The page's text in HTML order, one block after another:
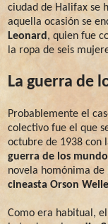
ciudad de Halifax se
aquella ocasión se
Leonard , quien fue
la ropa de seis
La guerra de
Probablemente el
colectivo fue el que
octubre de 1938 con
guerra de los
novela homónima de
cineasta Orson
Como era habitual,